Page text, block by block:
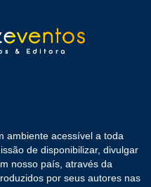
ambiente acessível a toda
de disponibilizar, divulgar
nosso país, através da
por seus autores nas